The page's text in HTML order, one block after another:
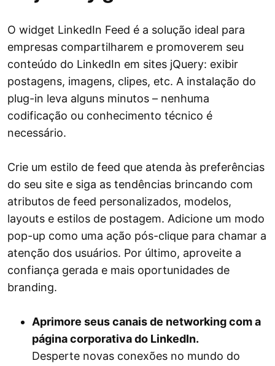
O widget LinkedIn Feed é a solução ideal para
empresas compartilharem e promoverem seu
conteúdo do LinkedIn em sites jQuery: exibir
postagens, imagens, clipes, etc. A instalação do
plug-in leva alguns minutos – nenhuma
codificação ou conhecimento técnico é
necessário.
Crie um estilo de feed que atenda às preferências
do seu site e siga as tendências brincando com
atributos de feed personalizados, modelos,
layouts e estilos de postagem. Adicione um modo
pop-up como uma ação pós-clique para chamar a
atenção dos usuários. Por último, aproveite a
confiança gerada e mais oportunidades de
branding.
Aprimore seus canais de networking com a
página corporativa do LinkedIn.
Desperte novas conexões no mundo do